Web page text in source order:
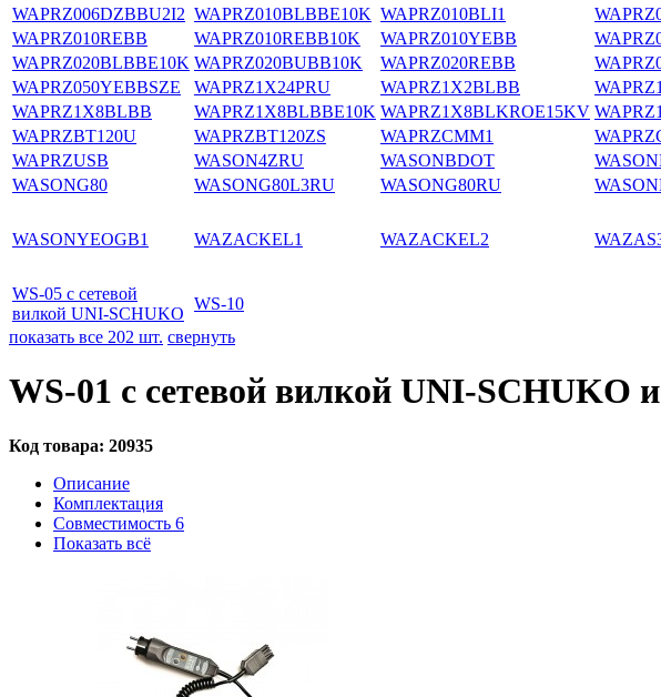
WAPRZ006DZBBU2I2 WAPRZ010BLBBE10K WAPRZ010BLI1
WAPRZ010REBB
WAPRZ010REBB10K WAPRZ010YEBB
WAPRZ020BLBBE10K WAPRZ020BUBB10K WAPRZ020REBB
WAPRZ050YEBBSZЕ
WAPRZ1X24PRU WAPRZ1X2BLBB
WAPRZ1X8BLBB
WAPRZ1X8BLBBE10K WAPRZ1X8BLKROE15KV
WAPRZBT120U
WAPRZBT120ZS WAPRZCMM1
WAPRZUSB
WASON4ZRU WASONBDOT
WASONG80
WASONG80L3RU WASONG80RU
WASONYEOGB1 WAZACKEL1 WAZACKEL2
WS-05 с сетевой
вилкой UNI-SCHUKO
WS-10
показать все 202 шт. свернуть
WS-01 с сетевой вилкой UNI-
Код товара: 20935
Описание
Комплектация
Совместимость 6
Показать всё